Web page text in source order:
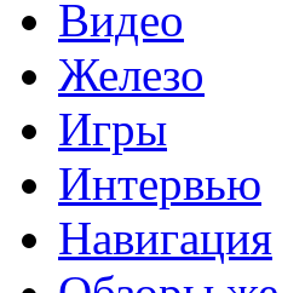
Видео
Железо
Игры
Интервью
Навигация